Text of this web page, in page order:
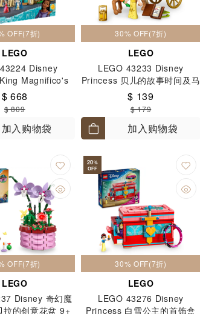
OFF(7折)
LEGO
Disney
Magnifico's
Castle 7+
$ 668
$ 809
加入购物袋
30% OFF(7折)
LEGO
LEGO 43233 Disney
Princess 贝儿的故事时间及马
车 5+
$ 139
$ 179
加入购物袋
OFF(7折)
LEGO
Disney 奇幻魔
拉的创意花盆 9+
20%
OFF
30% OFF(7折)
LEGO
LEGO 43276 Disney
Princess 白雪公主的首饰盒